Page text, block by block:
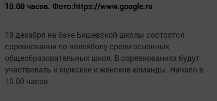
10.00 часов. Фото:https://www.google.ru
19 декабря на базе Бишевской школы состоятся
соревнования по волейболу среди основных
общеобразовательных школ. В соревнованиях будут
участвовать и мужские и женские команды. Начало в
10.00 часов.